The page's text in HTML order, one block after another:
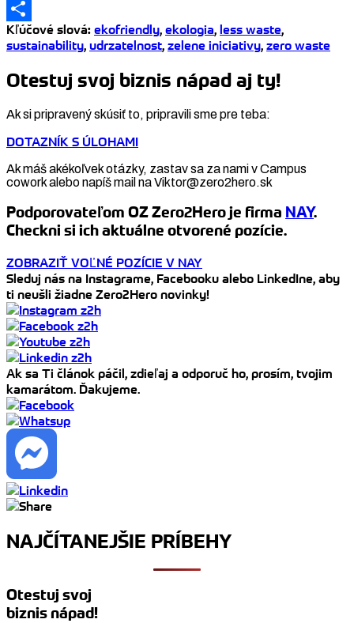
Link
LinkedIn
Share
Kľúčové slová: ekofriendly, ekologia, less waste,
sustainability, udrzatelnost, zelene iniciativy, zero waste
Otestuj svoj biznis nápad aj ty!
Ak si pripravený skúsiť to, pripravili sme pre teba:
DOTAZNÍK S ÚLOHAMI
Ak máš akékoľvek otázky, zastav sa za nami v Campus
cowork alebo napíš mail na Viktor@zero2hero.sk
Podporovateľom OZ Zero2Hero je firma NAY.
Checkni si ich aktuálne otvorené pozície.
ZOBRAZIŤ VOĽNÉ POZÍCIE V NAY
Sleduj nás na Instagrame, Facebooku alebo LinkedIne, aby
ti neušli žiadne Zero2Hero novinky!
Ak sa Ti článok páčil, zdieľaj a odporuč ho, prosím, tvojim
kamarátom. Ďakujeme.
NAJČÍTANEJŠIE PRÍBEHY
Otestuj svoj
biznis nápad!